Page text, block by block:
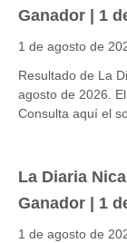
Ganador | 1
1 de agosto de
Resultado de La
agosto de 2026.
Consulta aquí el
La Diaria
Ganador | 1
1 de agosto de